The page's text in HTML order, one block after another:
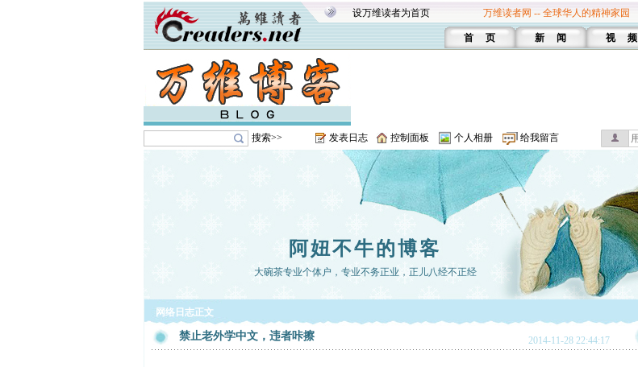
设万维读者为首页 万维读者网 -- 全球华人的精神家园
首 页 新 闻 视 频
搜索>> 发表日志 控制面板 个人相册 给我留言
阿妞不牛的博客
大碗茶专业个体户，专业不务正业，正儿八经不正经
网络日志正文
禁止老外学中文，违者咔擦 2014-11-28 22:44:17